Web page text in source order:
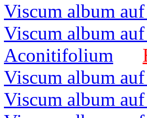
Viscum album
Viscum album
Aconitifolium
Viscum album
Viscum album